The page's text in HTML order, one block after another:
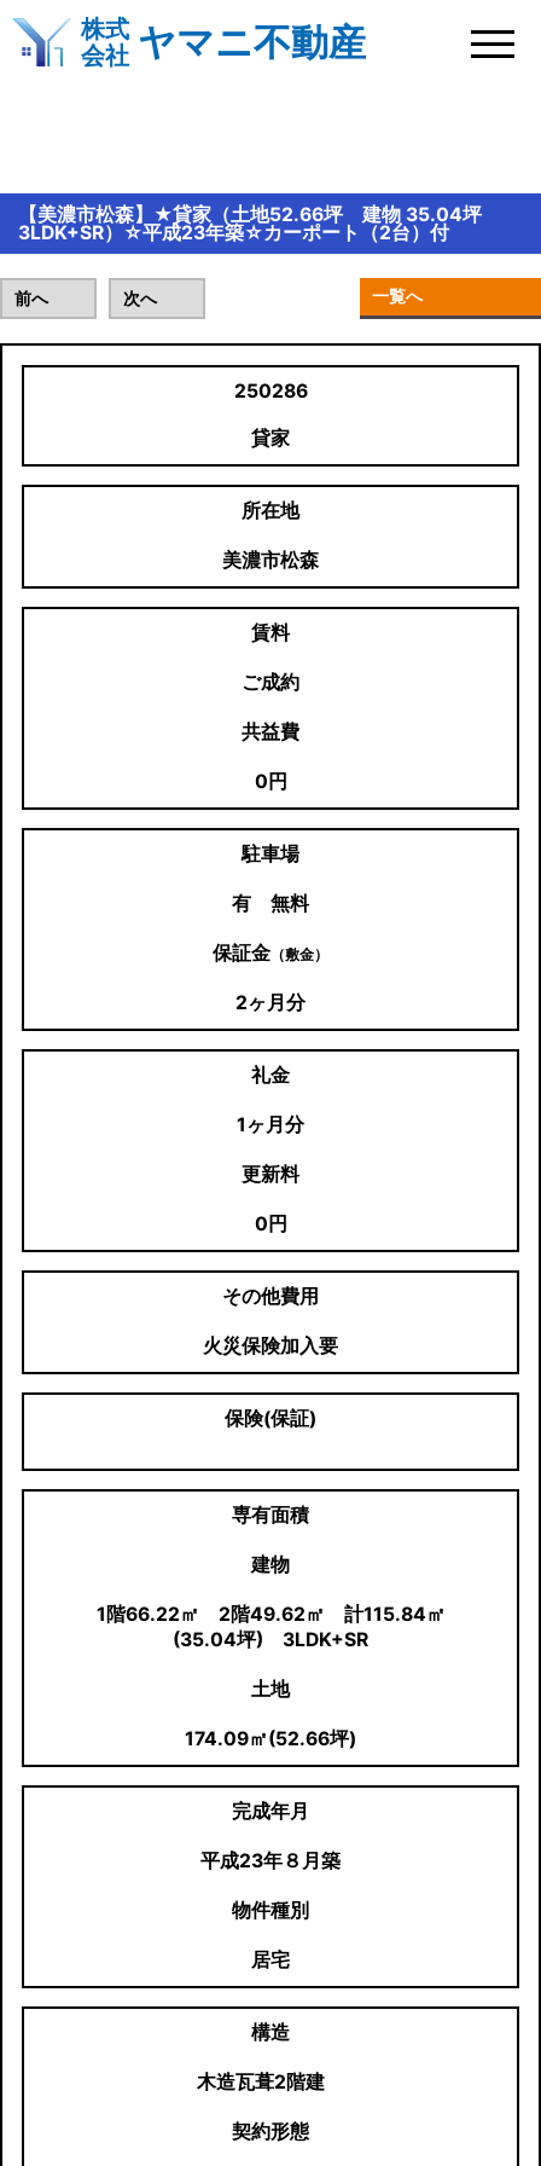
株式
会社 ヤマニ不動産
【美濃市松森】★貸家（土地52.66坪 建物 35.04坪
3LDK+SR）☆平成23年築☆カーポート（2台）付
前へ 次へ 一覧へ
250286
貸家
所在地
美濃市松森
賃料
ご成約
共益費
0円
駐車場
有 無料
保証金 （敷金）
2ヶ月分
礼金
1ヶ月分
更新料
0円
その他費用
火災保険加入要
保険(保証)
専有面積
建物
1階66.22㎡ 2階49.62㎡ 計115.84㎡
(35.04坪) 3LDK+SR
土地
174.09㎡(52.66坪)
完成年月
平成23年８月築
物件種別
居宅
構造
木造瓦葺2階建
契約形態